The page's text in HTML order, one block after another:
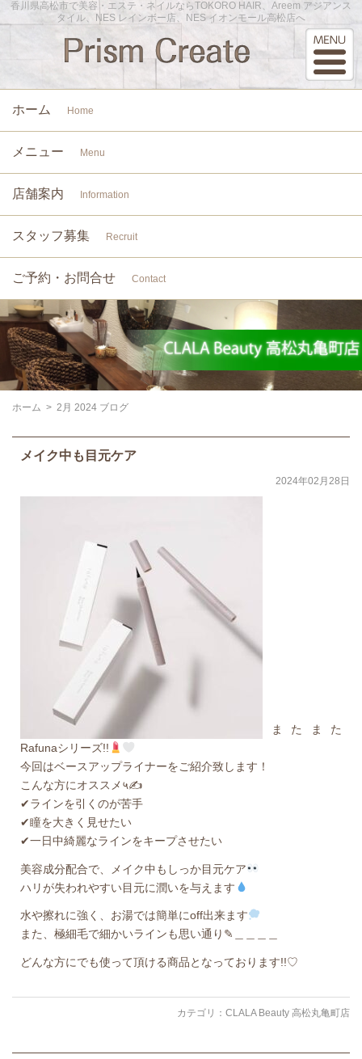
香川県高松市で美容・エステ・ネイルならTOKORO HAIR、Areem アジアンス
タイル、NES レインボー店、NES イオンモール高松店へ
ホーム Home
メニュー Menu
店舗案内 Information
スタッフ募集 Recruit
ご予約・お問合せ Contact
ホーム > 2月 2024 ブログ
メイク中も目元ケア
2024年02月28日
またまた
Rafunaシリーズ!!
今回はベースアップライナーをご紹介致します！
こんな方にオススメ५✍
✔︎ラインを引くのが苦手
✔︎︎︎︎瞳を大きく見せたい
✔︎︎︎︎一日中綺麗なラインをキープさせたい
美容成分配合で、メイク中もしっか目元ケア
ハリが失われやすい目元に潤いを与えます‪
水や擦れに強く、お湯では簡単にoff出来ます‪
また、極細毛で細かいラインも思い通り✎︎＿＿＿＿
どんな方にでも使って頂ける商品となっております!!♡
カテゴリ： CLALA Beauty 高松丸亀町店